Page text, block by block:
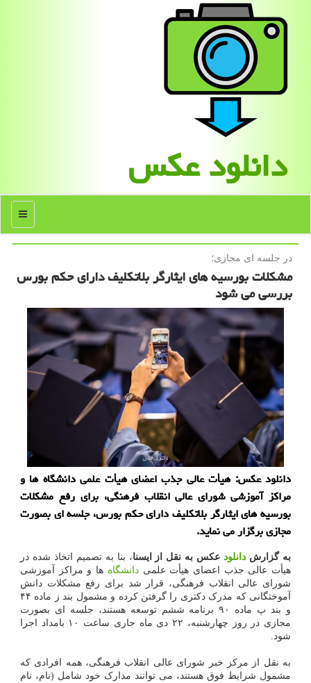
دانلود عكس
منو
در جلسه ای مجازی؛
مشکلات بورسیه های ایثارگر بلاتکلیف دارای حکم بورس
بررسی می شود
دانلود عکس: هیأت عالی جذب اعضای هیأت علمی دانشگاه ها و
مراکز آموزشی شورای عالی انقلاب فرهنگی، برای رفع مشکلات
بورسیه های ایثارگر بلاتکلیف دارای حکم بورس، جلسه ای بصورت
مجازی برگزار می نماید.
به گزارش دانلودعکس به نقل از ایسنا، بنا به تصمیم اتخاذ شده در
هیأت عالی جذب اعضای هیأت علمیدانشگاه ها و مراکز آموزشی
شورای عالی انقلاب فرهنگی، قرار شد برای رفع مشکلات دانش
آموختگانی که مدرک دکتری را گرفتن کرده و مشمول بند ز ماده ۴۴
و بند پ ماده ۹۰ برنامه ششم توسعه هستند، جلسه ای بصورت
مجازی در روز چهارشنبه، ۲۲ دی ماه جاری ساعت ۱۰ بامداد اجرا
شود.
به نقل از مرکز خبر شورای عالی انقلاب فرهنگی، همه افرادی که
مشمول شرایط فوق هستند، می توانند مدارک خود شامل (نام، نام